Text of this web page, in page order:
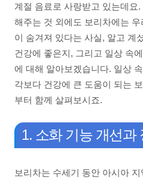
계절 음료로 사랑받고 있는데요
해주는 것 외에도 보리차에는
이 숨겨져 있다는 사실, 알고 계
건강에 좋은지, 그리고 일상 속
에 대해 알아보겠습니다. 일상
각보다 건강에 큰 도움이 되는
부터 함께 살펴보시죠.
1. 소화 기능 개선과
보리차는 수세기 동안 아시아